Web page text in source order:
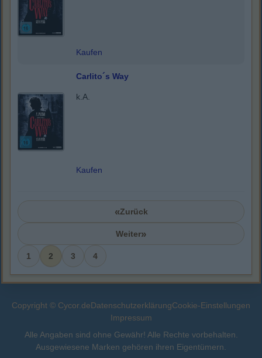
Kaufen
Carlito´s Way
k.A.
Kaufen
«Zurück
1 2 3 4
Weiter»
Copyright © Cycor.deDatenschutzerklärungCookie-Einstellungen
Impressum
Alle Angaben sind ohne Gewähr! Alle Rechte vorbehalten.
Ausgewiesene Marken gehören ihren Eigentümern.